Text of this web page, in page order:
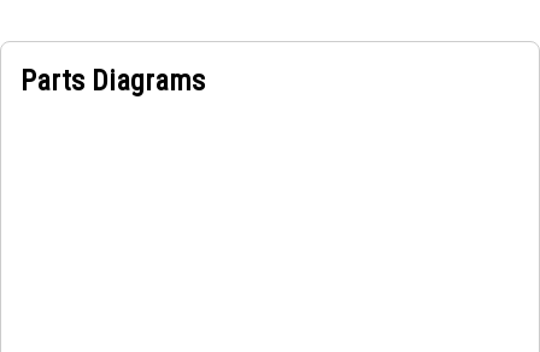
Parts Diagrams